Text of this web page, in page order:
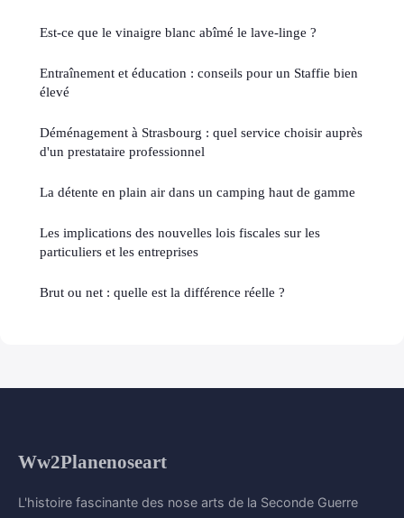
Est-ce que le vinaigre blanc abîmé le lave-linge ?
Entraînement et éducation : conseils pour un Staffie bien
élevé
Déménagement à Strasbourg : quel service choisir auprès
d'un prestataire professionnel
La détente en plain air dans un camping haut de gamme
Les implications des nouvelles lois fiscales sur les
particuliers et les entreprises
Brut ou net : quelle est la différence réelle ?
Ww2Planenoseart
L'histoire fascinante des nose arts de la Seconde Guerre